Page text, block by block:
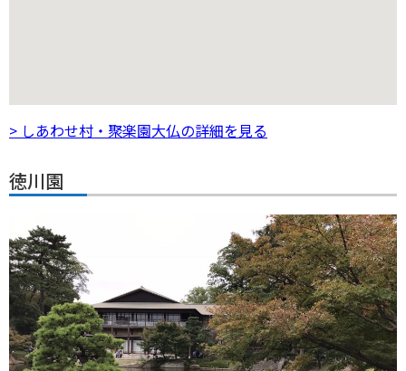
> しあわせ村・聚楽園大仏の詳細を見る
徳川園